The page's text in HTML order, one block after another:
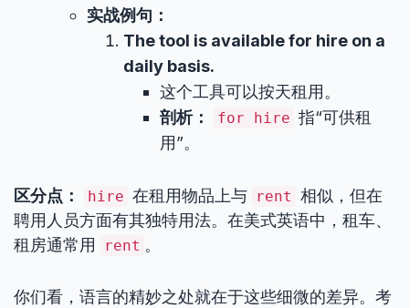
实战例句：
The tool is available for hire on a
daily basis.
这个工具可以按天租用。
剖析：
for hire 指“可供租
用”。
区分点： hire 在租用物品上与 rent 相似，但在
聘用人员方面有其独特用法。在美式英语中，租车、
租房通常用
rent 。
你们看，语言的精妙之处就在于这些细微的差异。考